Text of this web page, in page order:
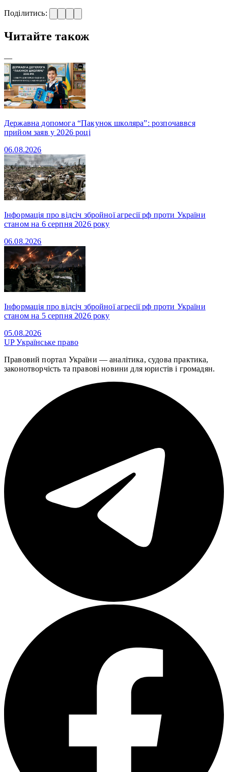
Поділитись:
Читайте також
—
Державна допомога “Пакунок школяра”: розпочаввся
прийом заяв у 2026 році
06.08.2026
Інформація про відсіч збройної агресії рф проти України
станом на 6 серпня 2026 року
06.08.2026
Інформація про відсіч збройної агресії рф проти України
станом на 5 серпня 2026 року
05.08.2026
UPУкраїнське право
Правовий портал України — аналітика, судова практика,
законотворчість та правові новини для юристів і громадян.